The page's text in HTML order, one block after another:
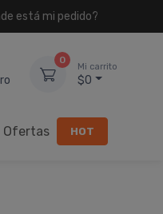
está mi pedido?
0
Mi carrito
$0
Ofertas HOT